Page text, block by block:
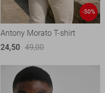
-50%
Antony Morato T-shirt
24,50 49,00